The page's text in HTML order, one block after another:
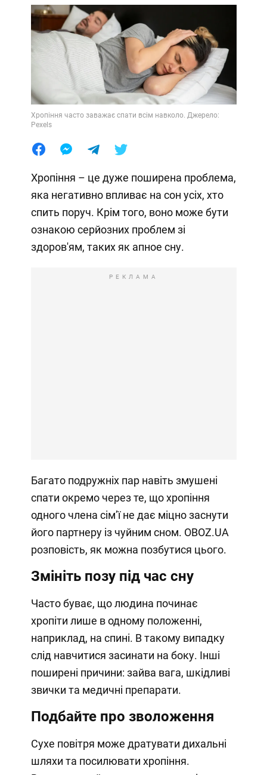
Хропіння часто заважає спати всім навколо. Джерело:
Pexels
Хропіння – це дуже поширена проблема,
яка негативно впливає на сон усіх, хто
спить поруч. Крім того, воно може бути
ознакою серйозних проблем зі
здоров'ям, таких як апное сну.
РЕКЛАМА
Багато подружніх пар навіть змушені
спати окремо через те, що хропіння
одного члена сімʼї не дає міцно заснути
його партнеру із чуйним сном. OBOZ.UA
розповість, як можна позбутися цього.
Змініть позу під час сну
Часто буває, що людина починає
хропіти лише в одному положенні,
наприклад, на спині. В такому випадку
слід навчитися засинати на боку. Інші
поширені причини: зайва вага, шкідливі
звички та медичні препарати.
Подбайте про зволоження
Сухе повітря може дратувати дихальні
шляхи та посилювати хропіння.